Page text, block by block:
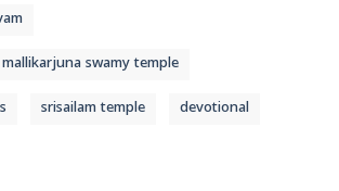
swamy temple
srisailam temple devotional